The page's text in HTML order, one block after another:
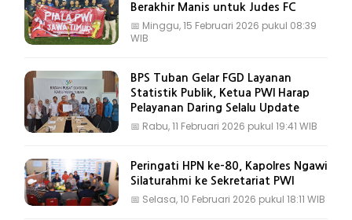
Berakhir Manis untuk Judes FC
📅 Minggu, 15 Februari 2026 pukul 08:39
WIB
BPS Tuban Gelar FGD Layanan
Statistik Publik, Ketua PWI Harap
Pelayanan Daring Selalu Update
📅 Rabu, 11 Februari 2026 pukul 19:41 WIB
Peringati HPN ke-80, Kapolres Ngawi
Silaturahmi ke Sekretariat PWI
📅 Selasa, 10 Februari 2026 pukul 18:11 WIB